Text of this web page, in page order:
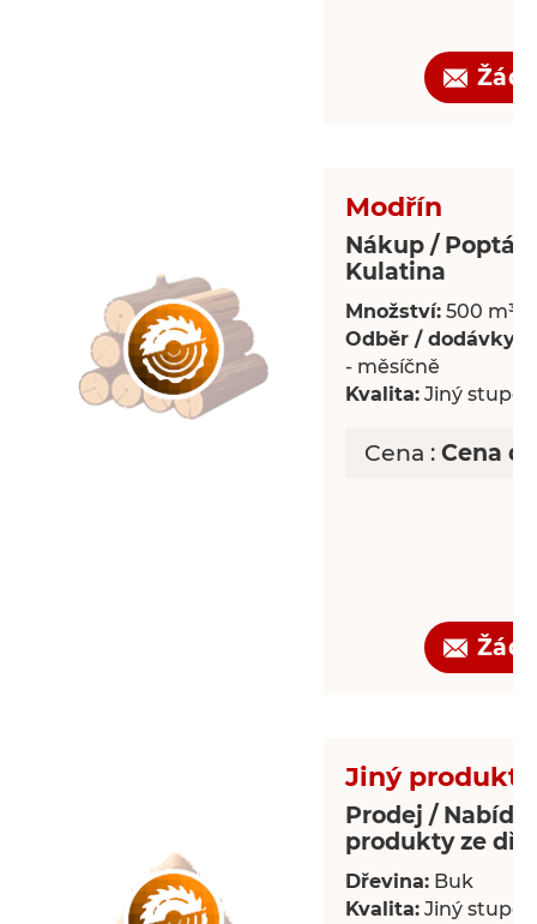
Modřín
Nákup /
Kulatina
Množství: 500 m³
Odběr / dodávky:
- měsíčně
Kvalita: Jiný
Cena : Cena
Jiný produkt
Prodej /
produkty ze
Dřevina: Buk
Kvalita: Jiný